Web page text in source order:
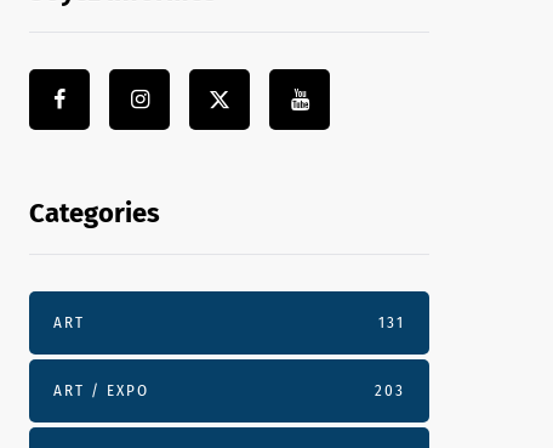
Categories
ART 131
ART / EXPO 203